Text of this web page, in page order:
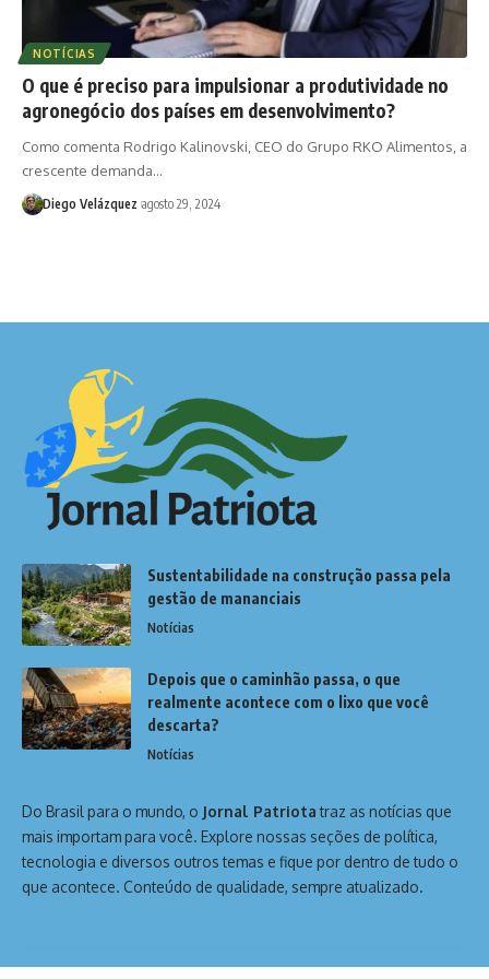
NOTÍCIAS
O que é preciso para impulsionar a produtividade no
agronegócio dos países em desenvolvimento?
Como comenta Rodrigo Kalinovski, CEO do Grupo RKO Alimentos, a
crescente demanda…
Diego Velázquez agosto 29, 2024
Sustentabilidade na construção passa pela
gestão de mananciais
Notícias
Depois que o caminhão passa, o que
realmente acontece com o lixo que você
descarta?
Notícias
Do Brasil para o mundo, o Jornal Patriotatraz as notícias que
mais importam para você. Explore nossas seções de política,
tecnologia e diversos outros temas e fique por dentro de tudo o
que acontece. Conteúdo de qualidade, sempre atualizado.